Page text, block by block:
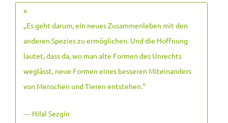
»
„Es geht darum, ein neues Zusammenleben mit den
anderen Spezies zu ermöglichen. Und die Hoffnung
lautet, dass da, wo man alte Formen des Unrechts
weglässt, neue Formen eines besseren Miteinanders
von Menschen und Tieren entstehen.“
― Hilal Sezgin